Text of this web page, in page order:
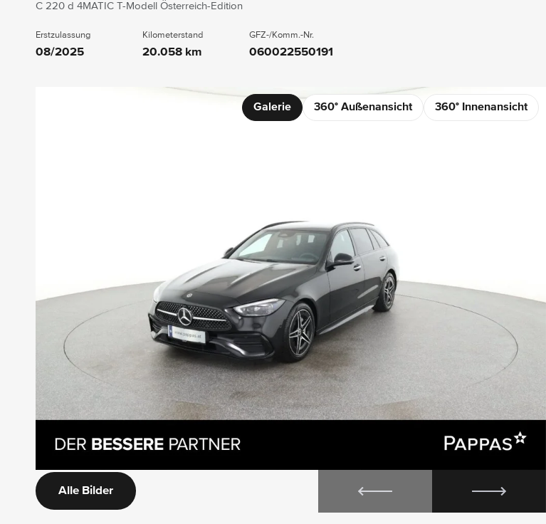
C 220 d 4MATIC T-Modell Österreich-Edition
Erstzulassung
08/2025
Kilometerstand
20.058 km
GFZ-/Komm.-Nr.
060022550191
Galerie 360° Außenansicht 360° Innenansicht
Alle Bilder